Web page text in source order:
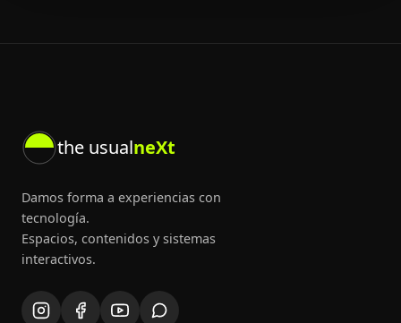
the usualneXt
Damos forma a experiencias con
tecnología.
Espacios, contenidos y sistemas
interactivos.